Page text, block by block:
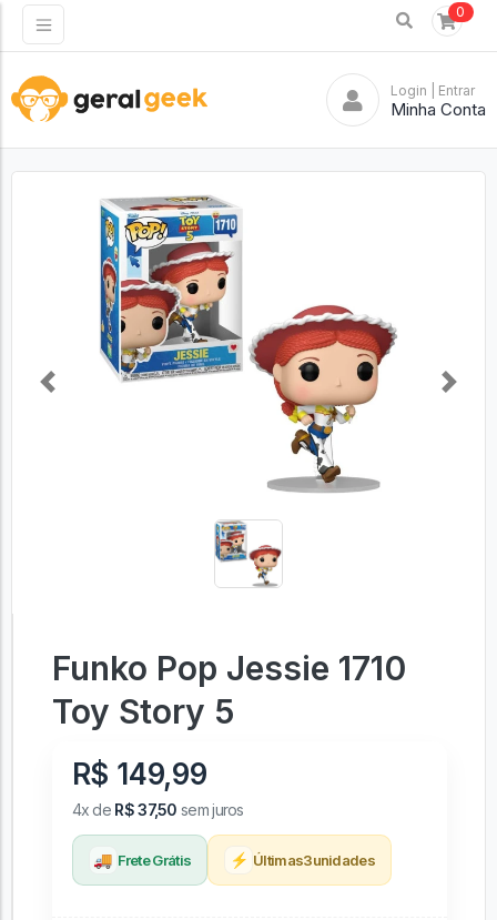
0
Login | Entrar
Minha Conta
Previous Next
Funko Pop Jessie 1710
Toy Story 5
R$ 149,99
4x de R$ 37,50 sem juros
🚚 Frete Grátis ⚡ Últimas3unidades